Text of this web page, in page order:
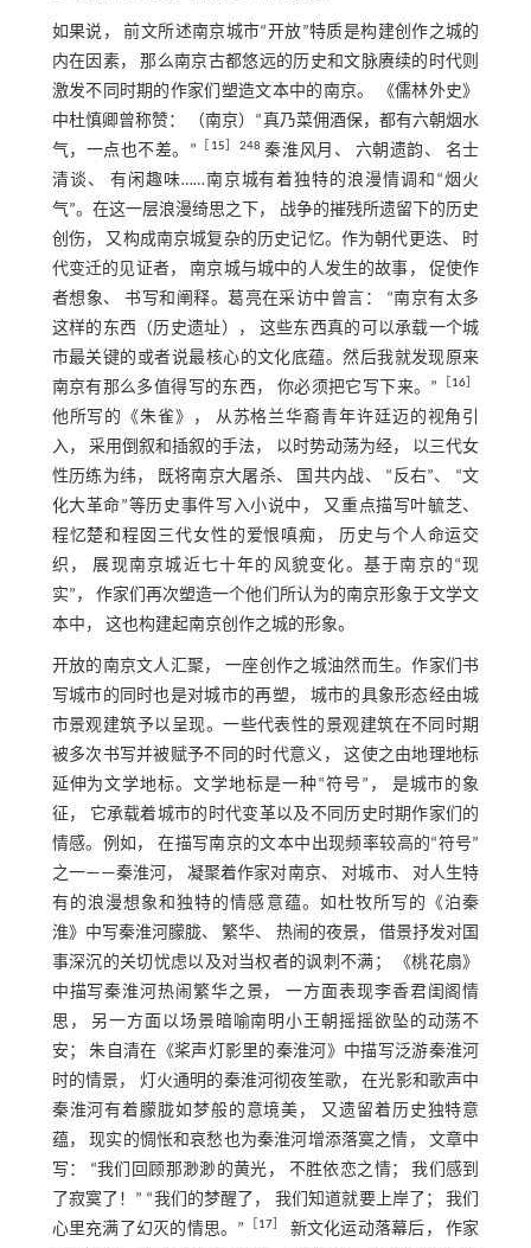
如果说， 前文所述南京城市“开放”特质是构建创作之城的
内在因素， 那么南京古都悠远的历史和文脉赓续的时代则
激发不同时期的作家们塑造文本中的南京。 《儒林外史》
中杜慎卿曾称赞： （南京）“真乃菜佣酒保，都有六朝烟水
气，一点也不差。”
15 ］248 秦淮风月、 六朝遗韵、 名士
清谈、 有闲趣味……南京城有着独特的浪漫情调和“烟火
气”。在这一层浪漫绮思之下， 战争的摧残所遗留下的历史
创伤， 又构成南京城复杂的历史记忆。作为朝代更迭、 时
代变迁的见证者， 南京城与城中的人发生的故事， 促使作
者想象、 书写和阐释。葛亮在采访中曾言： “南京有太多
这样的东西（历史遗址）， 这些东西真的可以承载一个城
市最关键的或者说最核心的文化底蕴。然后我就发现原来
南京有那么多值得写的东西， 你必须把它写下来。”
16
他所写的《朱雀》， 从苏格兰华裔青年许廷迈的视角引
入， 采用倒叙和插叙的手法， 以时势动荡为经， 以三代女
性历练为纬， 既将南京大屠杀、 国共内战、 “反右”、 “文
化大革命”等历史事件写入小说中， 又重点描写叶毓芝、
程忆楚和程囡三代女性的爱恨嗔痴， 历史与个人命运交
织， 展现南京城近七十年的风貌变化。基于南京的“现
实”， 作家们再次塑造一个他们所认为的南京形象于文学文
本中， 这也构建起南京创作之城的形象。
开放的南京文人汇聚， 一座创作之城油然而生。作家们书
写城市的同时也是对城市的再塑， 城市的具象形态经由城
市景观建筑予以呈现。一些代表性的景观建筑在不同时期
被多次书写并被赋予不同的时代意义， 这使之由地理地标
延伸为文学地标。文学地标是一种“符号”， 是城市的象
征， 它承载着城市的时代变革以及不同历史时期作家们的
情感。例如， 在描写南京的文本中出现频率较高的“符号”
之一——秦淮河， 凝聚着作家对南京、 对城市、 对人生特
有的浪漫想象和独特的情感意蕴。如杜牧所写的《泊秦
淮》中写秦淮河朦胧、 繁华、 热闹的夜景， 借景抒发对国
事深沉的关切忧虑以及对当权者的讽刺不满； 《桃花扇》
中描写秦淮河热闹繁华之景， 一方面表现李香君闺阁情
思， 另一方面以场景暗喻南明小王朝摇摇欲坠的动荡不
安； 朱自清在《桨声灯影里的秦淮河》中描写泛游秦淮河
时的情景， 灯火通明的秦淮河彻夜笙歌， 在光影和歌声中
秦淮河有着朦胧如梦般的意境美， 又遗留着历史独特意
蕴， 现实的惆怅和哀愁也为秦淮河增添落寞之情， 文章中
写： “我们回顾那渺渺的黄光， 不胜依恋之情； 我们感到
了寂寞了！” “我们的梦醒了， 我们知道就要上岸了； 我们
心里充满了幻灭的情思。”
17］
新文化运动落幕后， 作家